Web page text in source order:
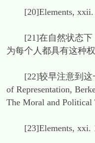
[20]Elements, xxii.
[21]在自然状态下，
为每个人都具有这种
[22]较早注意到这一
of Representation,
The Moral and Political
[23]Elements, xxi.